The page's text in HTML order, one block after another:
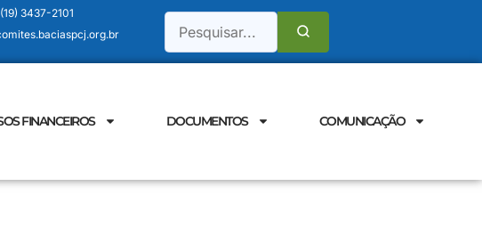
(19) 3437-2101
FINANCEIROS DOCUMENTOS COMUNICAÇÃO